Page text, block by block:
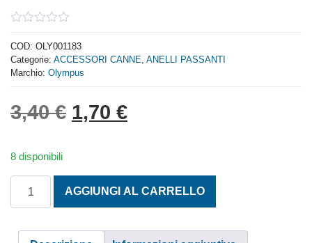
out
of
5
COD: OLY001183
Categorie: ACCESSORI CANNE, ANELLI PASSANTI
Marchio: Olympus
3,40€ Il prezzo originale era:
1,70 €Il prezzo attuale è:
8 disponibili
AGGIUNGI AL CARRELLO